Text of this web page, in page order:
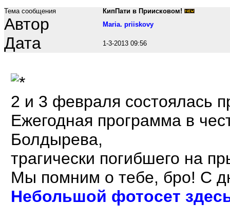
Тема сообщения КипПати в Приисковом!
Автор Maria. priiskovy
Дата 1-3-2013 09:56
2 и 3 февраля состоялась
Ежегодная программа в
Болдырева,
трагически погибшего на
Мы помним о тебе, бро! С
Небольшой фотосет